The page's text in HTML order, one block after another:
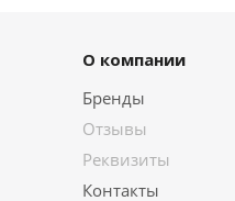
О компании
Бренды
Отзывы
Реквизиты
Контакты